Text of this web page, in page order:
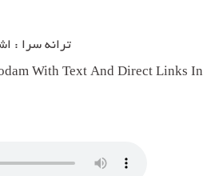
ترانه سرا :
With Text And Direct Links In